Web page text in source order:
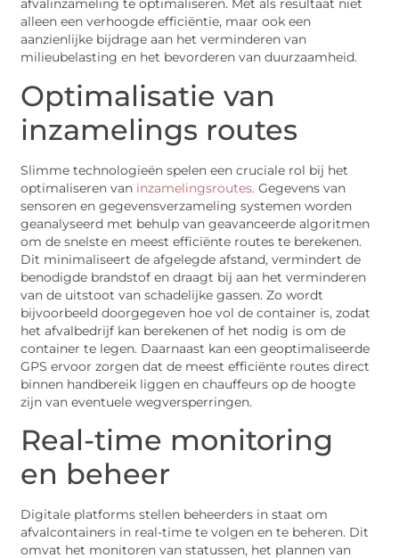
afvalinzameling te optimaliseren. Met als resultaat niet
alleen een verhoogde efficiëntie, maar ook een
aanzienlijke bijdrage aan het verminderen van
milieubelasting en het bevorderen van duurzaamheid.
Optimalisatie van
inzamelings routes
Slimme technologieën spelen een cruciale rol bij het
optimaliseren van inzamelingsroutes. Gegevens van
sensoren en gegevensverzameling systemen worden
geanalyseerd met behulp van geavanceerde algoritmen
om de snelste en meest efficiënte routes te berekenen.
Dit minimaliseert de afgelegde afstand, vermindert de
benodigde brandstof en draagt bij aan het verminderen
van de uitstoot van schadelijke gassen. Zo wordt
bijvoorbeeld doorgegeven hoe vol de container is, zodat
het afvalbedrijf kan berekenen of het nodig is om de
container te legen. Daarnaast kan een geoptimaliseerde
GPS ervoor zorgen dat de meest efficiënte routes direct
binnen handbereik liggen en chauffeurs op de hoogte
zijn van eventuele wegversperringen.
Real-time monitoring
en beheer
Digitale platforms stellen beheerders in staat om
afvalcontainers in real-time te volgen en te beheren. Dit
omvat het monitoren van statussen, het plannen van